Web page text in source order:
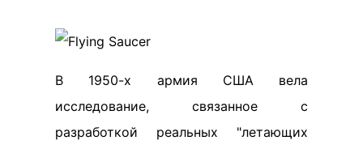
В 1950-х армия США вела
исследование, связанноe с
разработкой реальных "летающих